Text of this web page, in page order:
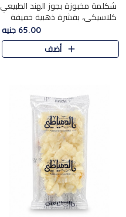
شكلمة مخبوزة بجوز الهند الطبيعي
كلاسيكي، بقشرة ذهبية خفيفة
وقلب طري رطب يذوب في الفم،
تمنحك المذاق الشرقي الحلو الأصيل
التقليدي في كل لقمة.
65.00 جنيه
أضف